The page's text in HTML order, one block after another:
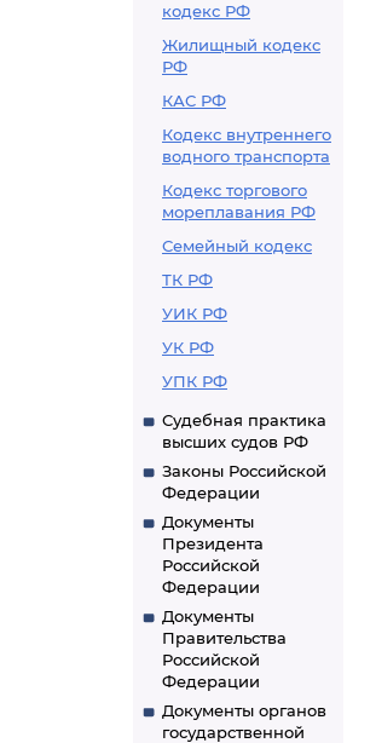
кодекс РФ
Жилищный кодекс
РФ
КАС РФ
Кодекс внутреннего
водного транспорта
Кодекс торгового
мореплавания РФ
Семейный кодекс
ТК РФ
УИК РФ
УК РФ
УПК РФ
Судебная практика
высших судов РФ
Законы Российской
Федерации
Документы
Президента
Российской
Федерации
Документы
Правительства
Российской
Федерации
Документы органов
государственной